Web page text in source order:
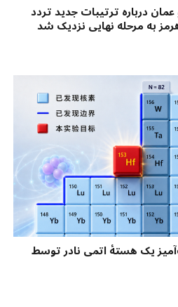
درباره ترتیبات جدید تردد
به مرحله نهایی نزدیک شد
یک هستهٔ اتمی نادر توسط